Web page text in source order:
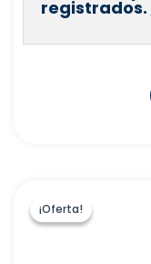
registrados.
¡Oferta!
¡Oferta!